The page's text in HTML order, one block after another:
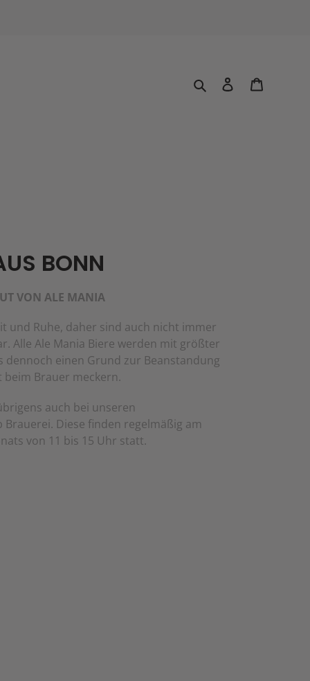
Suchen Einloggen
BONN
VON ALE MANIA
und Ruhe, daher sind auch nicht immer
Alle Ale Mania Biere werden mit größter
dennoch einen Grund zur Beanstandung
Brauer meckern.
auch bei unseren
Brauerei. Diese finden regelmäßig am
von 11 bis 15 Uhr statt.